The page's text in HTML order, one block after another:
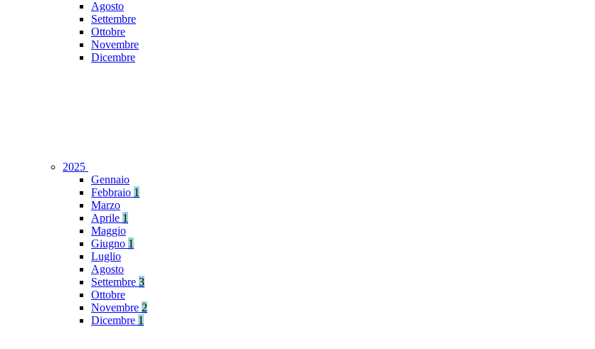
Agosto
Settembre
Ottobre
Novembre
Dicembre
2025
Gennaio
Febbraio 1
Marzo
Aprile 1
Maggio
Giugno 1
Luglio
Agosto
Settembre 3
Ottobre
Novembre 2
Dicembre 1